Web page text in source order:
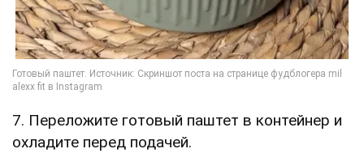
7. Переложите готовый паштет в контейнер и
охладите перед подачей.